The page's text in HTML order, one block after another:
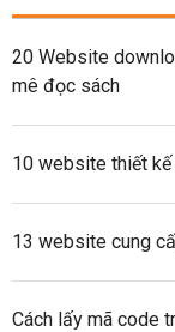
20 Website
mê đọc sách
10 website thiết
13 website cung
Cách lấy mã code